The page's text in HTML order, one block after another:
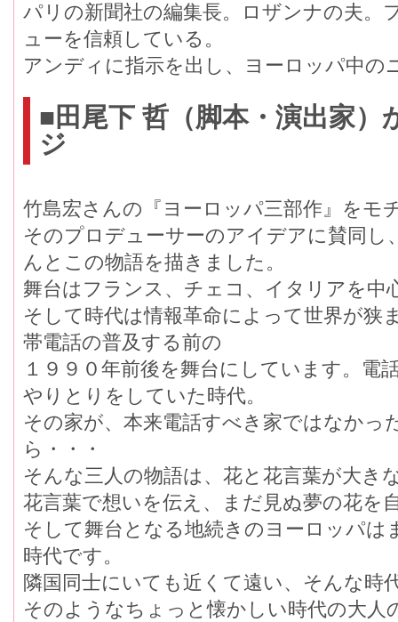
パリの新聞社の編集長。ロザンナの夫。
ューを信頼している。
アンディに指示を出し、ヨーロッパ中の
■田尾下 哲（脚本・演出家）
ジ
竹島宏さんの『ヨーロッパ三部作』をモ
そのプロデューサーのアイデアに賛同し
んとこの物語を描きました。
舞台はフランス、チェコ、イタリアを中
そして時代は情報革命によって世界が狭
帯電話の普及する前の
１９９０年前後を舞台にしています。電
やりとりをしていた時代。
その家が、本来電話すべき家ではなかっ
ら・・・
そんな三人の物語は、花と花言葉が大き
花言葉で想いを伝え、まだ見ぬ夢の花を
そして舞台となる地続きのヨーロッパは
時代です。
隣国同士にいても近くて遠い、そんな時
そのようなちょっと懐かしい時代の大人